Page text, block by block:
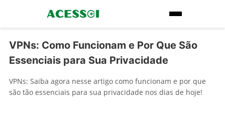
VPNs: Como Funcionam e Por Que São
Essenciais para Sua Privacidade
VPNs: Saiba agora nesse artigo como funcionam e por que
são tão essenciais para sua privacidade nos dias de hoje!